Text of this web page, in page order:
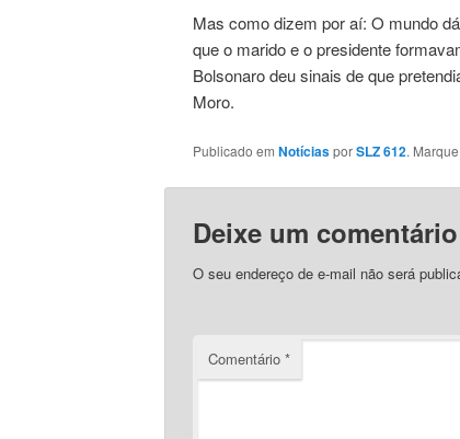
Mas como dizem por aí: O mundo
que o marido e o presidente
Bolsonaro deu sinais de que
Moro.
Publicado em NotíciasporSLZ 612. Marque
Deixe um comentário
O seu endereço de e-mail não será
Comentário *